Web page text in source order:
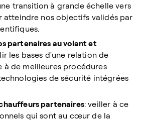
transition à grande échelle vers
atteindre nos objectifs validés par
partenaires au volant et
les bases d'une relation de
à de meilleures procédures
de sécurité intégrées
partenaires: veiller à ce
qui sont au cœur de la